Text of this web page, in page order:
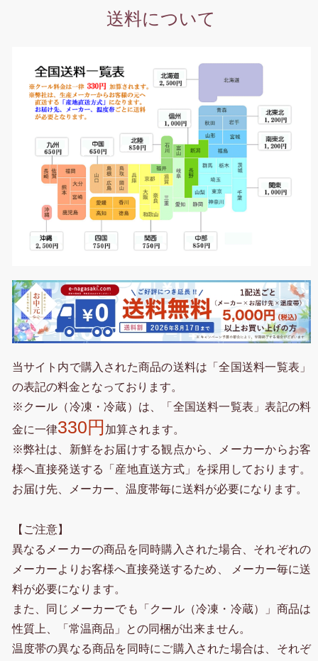
送料について
当サイト内で購入された商品の送料は「全国送料一覧表」
の表記の料金となっております。
※クール（冷凍・冷蔵）は、「全国送料一覧表」表記の料
金に一律330円 加算されます。
※弊社は、新鮮をお届けする観点から、メーカーからお客
様へ直接発送する「産地直送方式」を採用しております。
お届け先、メーカー、温度帯毎に送料が必要になります。
【ご注意】
異なるメーカーの商品を同時購入された場合、それぞれの
メーカーよりお客様へ直接発送するため、 メーカー毎に送
料が必要になります。
また、同じメーカーでも「クール（冷凍・冷蔵）」商品は
性質上、「常温商品」との同梱が出来ません。
温度帯の異なる商品を同時にご購入された場合は、それぞ